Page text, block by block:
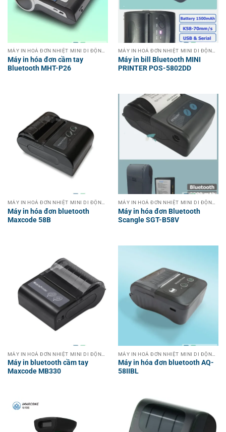
MÁY IN HOÁ ĐƠN NHIỆT MINI DI ĐỘNG KHÔNG DÂY CẦM TAY
Máy in hóa đơn cầm tay
Bluetooth MHT-P26
MÁY IN HOÁ ĐƠN NHIỆT MINI DI ĐỘNG KHÔNG DÂY CẦM TAY
Máy in bill Bluetooth MINI
PRINTER POS-5802DD
Máy in hóa đơn bluetooth
Maxcode 58B
Máy in hóa đơn Bluetooth
Scangle SGT-B58V
Máy in bluetooth cầm tay
Maxcode MB330
Máy in hóa đơn bluetooth AQ-
58IIBL